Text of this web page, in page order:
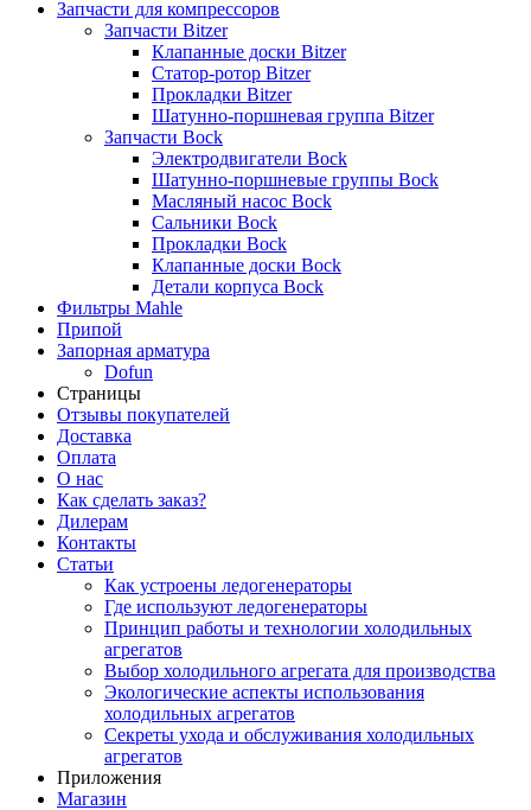
Запчасти для компрессоров
Запчасти Bitzer
Клапанные доски Bitzer
Статор-ротор Bitzer
Прокладки Bitzer
Шатунно-поршневая группа Bitzer
Запчасти Bock
Электродвигатели Bock
Шатунно-поршневые группы Bock
Масляный насос Bock
Сальники Bock
Прокладки Bock
Клапанные доски Bock
Детали корпуса Bock
Фильтры Mahle
Припой
Запорная арматура
Dofun
Страницы
Отзывы покупателей
Доставка
Оплата
О нас
Как сделать заказ?
Дилерам
Контакты
Статьи
Как устроены ледогенераторы
Где используют ледогенераторы
Принцип работы и технологии холодильных
агрегатов
Выбор холодильного агрегата для производства
Экологические аспекты использования
холодильных агрегатов
Секреты ухода и обслуживания холодильных
агрегатов
Приложения
Магазин